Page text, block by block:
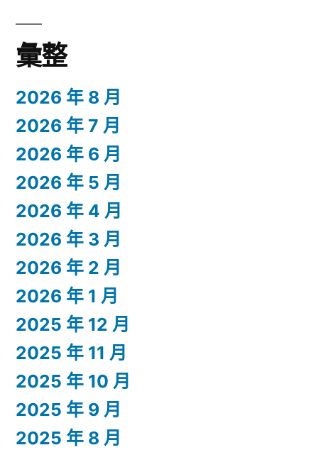
彙整
2026 年 8 月
2026 年 7 月
2026 年 6 月
2026 年 5 月
2026 年 4 月
2026 年 3 月
2026 年 2 月
2026 年 1 月
2025 年 12 月
2025 年 11 月
2025 年 10 月
2025 年 9 月
2025 年 8 月